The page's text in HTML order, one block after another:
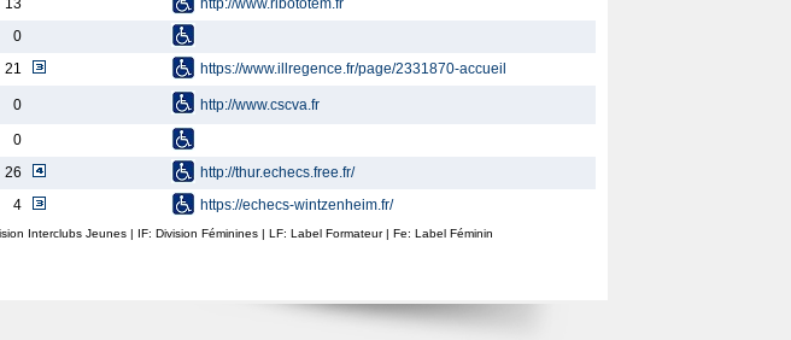
13
http://www.ribototem.fr
0
21 https://www.illregence.fr/page/2331870-accueil
0 http://www.cscva.fr
0
26
http://thur.echecs.free.fr/
4 https://echecs-wintzenheim.fr/
Interclubs Jeunes | IF: Division Féminines | LF: Label Formateur | Fe: Label Féminin